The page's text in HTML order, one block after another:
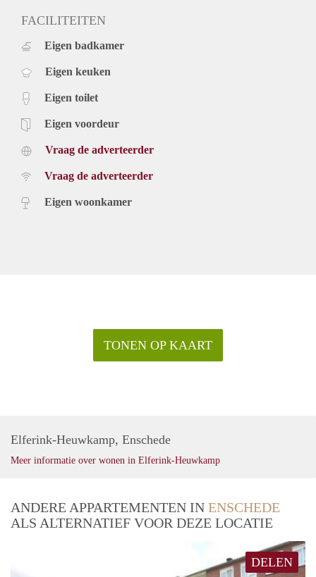
FACILITEITEN
Eigen badkamer
Eigen keuken
Eigen toilet
Eigen voordeur
Vraag de adverteerder
Vraag de adverteerder
Eigen woonkamer
TONEN OP KAART
Elferink-Heuwkamp, Enschede
Meer informatie over wonen in Elferink-Heuwkamp
ANDERE APPARTEMENTEN IN ENSCHEDE
ALS ALTERNATIEF VOOR DEZE LOCATIE
DELEN